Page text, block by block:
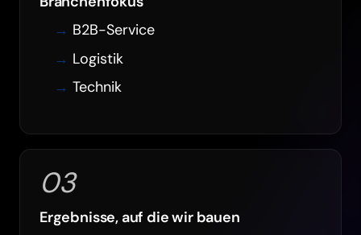
B2B-Service
Logistik
Technik
03
Ergebnisse, auf die wir bauen